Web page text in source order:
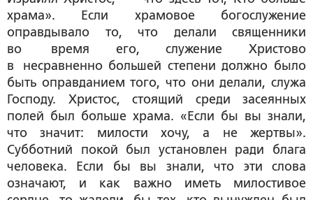
храма». Если храмовое богослужение
оправдывало то, что делали священники
во время его, служение Христово
в несравненно большей степени должно было
быть оправданием того, что они делали, служа
Господу. Христос, стоящий среди засеянных
полей был больше храма. «Если бы вы знали,
что значит: милости хочу, а не жертвы».
Субботний покой был установлен ради блага
человека. Если бы вы знали, что эти слова
означают, и как важно иметь милостивое